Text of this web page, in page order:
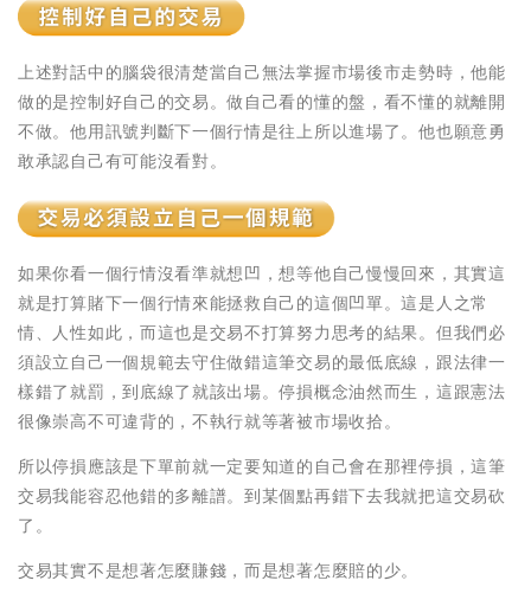
上述對話中的腦袋很清楚當自己無法掌握市場後市走勢時，他能
做的是控制好自己的交易。做自己看的懂的盤，看不懂的就離開
不做。他用訊號判斷下一個行情是往上所以進場了。他也願意勇
敢承認自己有可能沒看對。
如果你看一個行情沒看準就想凹，想等他自己慢慢回來，其實這
就是打算賭下一個行情來能拯救自己的這個凹單。這是人之常
情、人性如此，而這也是交易不打算努力思考的結果。但我們必
須設立自己一個規範去守住做錯這筆交易的最低底線，跟法律一
樣錯了就罰，到底線了就該出場。停損概念油然而生，這跟憲法
很像崇高不可違背的，不執行就等著被市場收拾。
所以停損應該是下單前就一定要知道的自己會在那裡停損，這筆
交易我能容忍他錯的多離譜。到某個點再錯下去我就把這交易砍
了。
交易其實不是想著怎麼賺錢，而是想著怎麼賠的少。